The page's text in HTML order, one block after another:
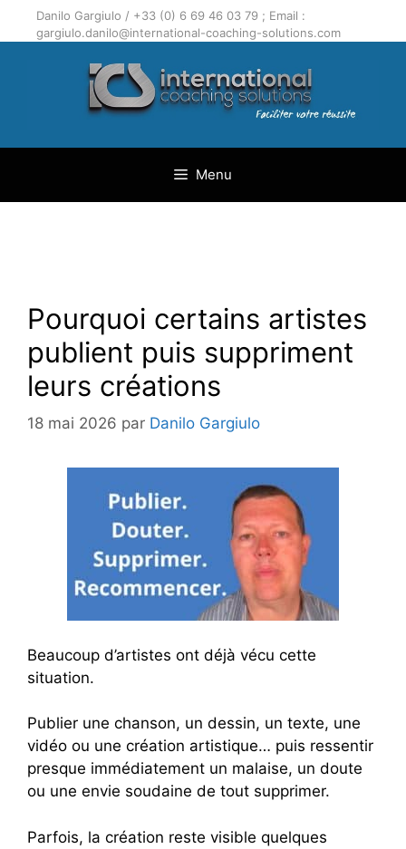
Danilo Gargiulo / +33 (0) 6 69 46 03 79 ; Email :
gargiulo.danilo@international-coaching-solutions.com
Menu
Pourquoi certains artistes
publient puis suppriment
leurs créations
18 mai 2026 par Danilo Gargiulo
Beaucoup d’artistes ont déjà vécu cette
situation.
Publier une chanson, un dessin, un texte, une
vidéo ou une création artistique… puis ressentir
presque immédiatement un malaise, un doute
ou une envie soudaine de tout supprimer.
Parfois, la création reste visible quelques